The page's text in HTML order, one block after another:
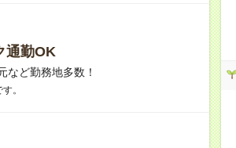
通勤OK
など勤務地多数！
。